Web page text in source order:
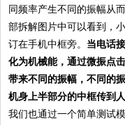
同频率产生不同的振幅从
部拆解图片中可以看到，
订在手机中框旁。 当电话
化为机械能，通过微振点
带来不同的振幅，不同的
机身上半部分的中框传到人
我们也通过一个简单测试